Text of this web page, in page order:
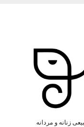
زنانه و مردانه